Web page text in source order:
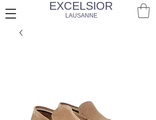
EXCELSIOR
LAUSANNE